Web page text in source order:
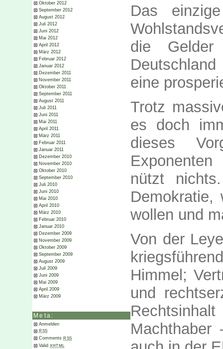
Oktober 2012
September 2012
August 2012
Juli 2012
Juni 2012
Mai 2012
April 2012
März 2012
Februar 2012
Januar 2012
Dezember 2011
November 2011
Oktober 2011
September 2011
August 2011
Juli 2011
Juni 2011
Mai 2011
April 2011
März 2011
Februar 2011
Januar 2011
Dezember 2010
November 2010
Oktober 2010
September 2010
Juli 2010
Juni 2010
Mai 2010
April 2010
März 2010
Februar 2010
Januar 2010
Dezember 2009
November 2009
Oktober 2009
September 2009
August 2009
Juli 2009
Juni 2009
Mai 2009
April 2009
März 2009
Meta:
Anmelden
RSS
Comments RSS
Valid XHTML
Das
die
eine
Trotz
es doch
dieses
nützt
wollen und
Von der
Himmel;
und